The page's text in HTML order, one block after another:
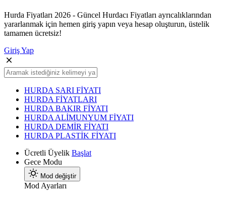
Hurda Fiyatları 2026 - Güncel Hurdacı Fiyatları ayrıcalıklarından
yararlanmak için hemen giriş yapın veya hesap oluşturun, üstelik
tamamen ücretsiz!
Giriş Yap
HURDA SARI FİYATI
HURDA FİYATLARI
HURDA BAKIR FİYATI
HURDA ALİMUNYUM FİYATI
HURDA DEMİR FİYATI
HURDA PLASTİK FİYATI
Ücretli Üyelik Başlat
Gece Modu
Mod değiştir
Mod Ayarları